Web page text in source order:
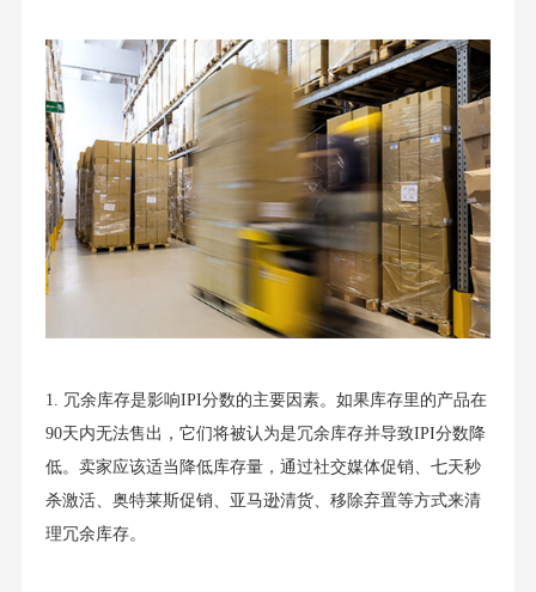
1. 冗余库存是影响IPI分数的主要因素。如果库存里的产品在
90天内无法售出，它们将被认为是冗余库存并导致IPI分数降
低。卖家应该适当降低库存量，通过社交媒体促销、七天秒
杀激活、奥特莱斯促销、亚马逊清货、移除弃置等方式来清
理冗余库存。